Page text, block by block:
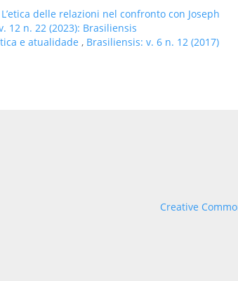
delle relazioni nel confronto con Joseph
12 n. 22 (2023): Brasiliensis
e atualidade , Brasiliensis: v. 6 n. 12 (2017)
Creative